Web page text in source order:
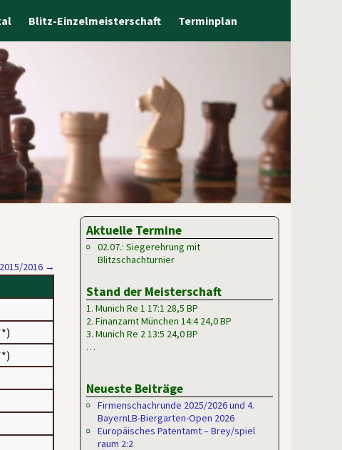
Blitz-Einzelmeisterschaft Terminplan
2016 →
Aktuelle Termine
02.07.: Siegerehrung mit
Blitzschachturnier
Stand der Meisterschaft
1. Munich Re 1 17:1 28,5 BP
2. Finanzamt München 14:4 24,0 BP
3. Munich Re 2 13:5 24,0 BP
…
Neueste Beiträge
Firmenschachrunde 2025/2026 und 4.
BayernLB-Biergarten-Open 2026
Europäisches Patentamt – Brey/spiel
raum 2:2